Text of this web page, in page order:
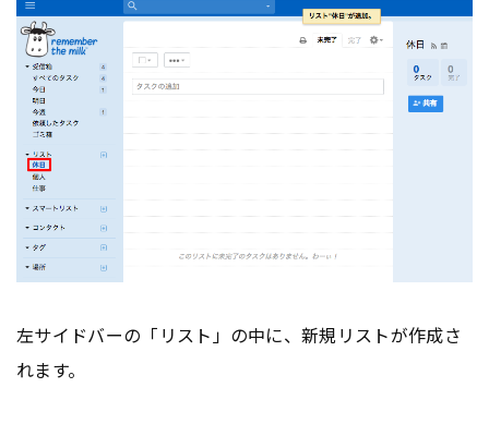
左サイドバーの「リスト」の中に、新規リストが作成さ
れます。